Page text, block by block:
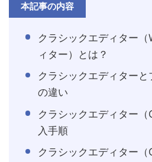
本記事の内容
クラシックエディター
ィター）とは？
クラシックエディター
の違い
クラシックエディター
入手順
クラシックエディター